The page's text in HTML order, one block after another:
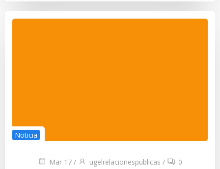
Noticia
Mar 17 / ugelrelacionespublicas / 0